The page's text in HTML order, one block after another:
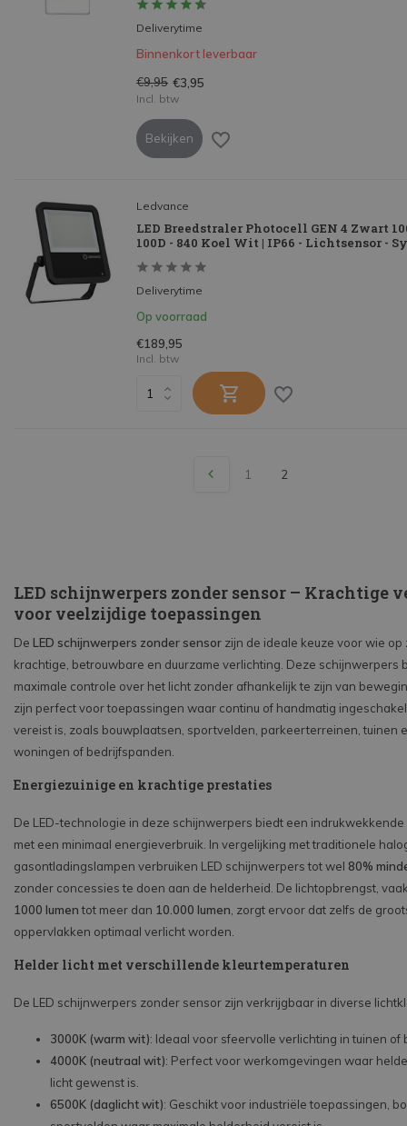
Deliverytime
Binnenkort leverbaar
€9,95 €3,95
Incl. btw
Bekijken
Ledvance
LED Breedstraler Photocell GEN 4 Zwart
100D - 840 Koel Wit | IP66 - Lichtsensor -
Deliverytime
Op voorraad
€189,95
Incl. btw
1 2
LED schijnwerpers zonder sensor – Krachtige
voor veelzijdige toepassingen
De LED schijnwerpers zonder sensor zijn de ideale keuze voor wie op
krachtige, betrouwbare en duurzame verlichting. Deze schijnwerpers
maximale controle over het licht zonder afhankelijk te zijn van
zijn perfect voor toepassingen waar continu of handmatig
vereist is, zoals bouwplaatsen, sportvelden, parkeerterreinen, tuinen
woningen of bedrijfspanden.
Energiezuinige en krachtige prestaties
De LED-technologie in deze schijnwerpers biedt een
met een minimaal energieverbruik. In vergelijking met traditionele
gasontladingslampen verbruiken LED schijnwerpers tot wel 80%
zonder concessies te doen aan de helderheid. De lichtopbrengst,
1000 lumentot meer dan 10.000 lumen , zorgt ervoor dat zelfs de
oppervlakken optimaal verlicht worden.
Helder licht met verschillende kleurtemperaturen
De LED schijnwerpers zonder sensor zijn verkrijgbaar in diverse
3000K (warm wit): Ideaal voor sfeervolle verlichting in tuinen of
4000K (neutraal wit): Perfect voor werkomgevingen waar
licht gewenst is.
6500K (daglicht wit): Geschikt voor industriële toepassingen,